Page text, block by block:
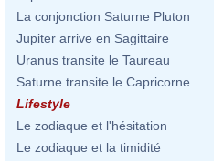
La conjonction Saturne Pluton
Jupiter arrive en Sagittaire
Uranus transite le Taureau
Saturne transite le Capricorne
Lifestyle
Le zodiaque et l'hésitation
Le zodiaque et la timidité